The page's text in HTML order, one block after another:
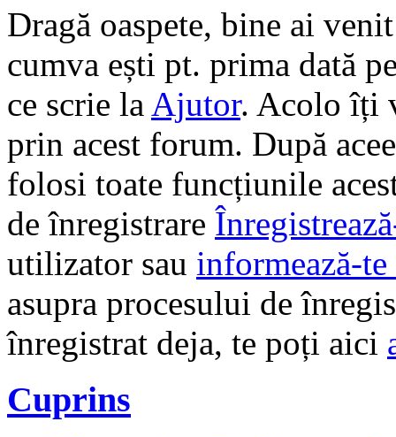
Dragă oaspete, bine ai
cumva ești pt. prima dată
ce scrie la Ajutor. Acolo îți
prin acest forum. După
folosi toate funcțiunile
de înregistrare
utilizator sau informează-
asupra procesului de
înregistrat deja, te poți aici
Cuprins